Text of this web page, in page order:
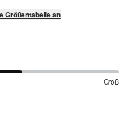
Größentabelle an
Groß